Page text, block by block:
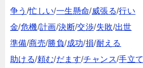
争う /忙しい/一生懸命/威張る/行い
金/危機/計画/決断/交渉/失敗/出世
準備/商売/勝負/成功/損/耐える
助ける/頼む/だます/チャンス/手立て